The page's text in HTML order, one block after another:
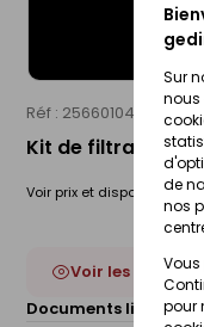
Sur
nous
de
nos
Vous
pour
Réf : 25660104
Kit de filtration
Voir prix et disponibilité
Voir les 3
Documents liés :